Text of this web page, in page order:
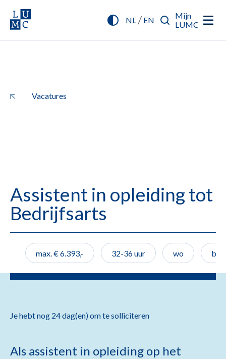
NL/ EN
Mijn
LUMC
Vacatures
Assistent in opleiding tot
Bedrijfsarts
max. € 6.393,- 32-36uur wo
Je hebt nog 24 dag(en) om te solliciteren
Als assistent in opleiding op het